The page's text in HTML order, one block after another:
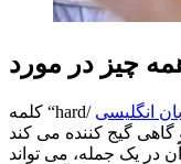
انگلیسی
گیج کننده می کند
در یک جمله، می تواند